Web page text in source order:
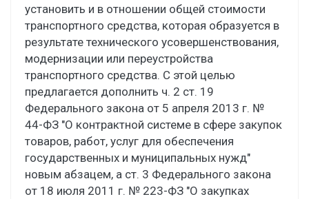
установить и в отношении общей стоимости
транспортного средства, которая образуется в
результате технического усовершенствования,
модернизации или переустройства
транспортного средства. С этой целью
предлагается дополнить ч. 2 ст. 19
Федерального закона от 5 апреля 2013 г. №
44-ФЗ "О контрактной системе в сфере закупок
товаров, работ, услуг для обеспечения
государственных и муниципальных нужд"
новым абзацем, а ст. 3 Федерального закона
от 18 июля 2011 г. № 223-ФЗ "О закупках